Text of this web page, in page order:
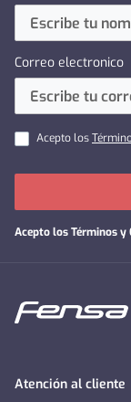
Correo electronico
Acepto los
Acepto losTérminos y
Atención al cliente